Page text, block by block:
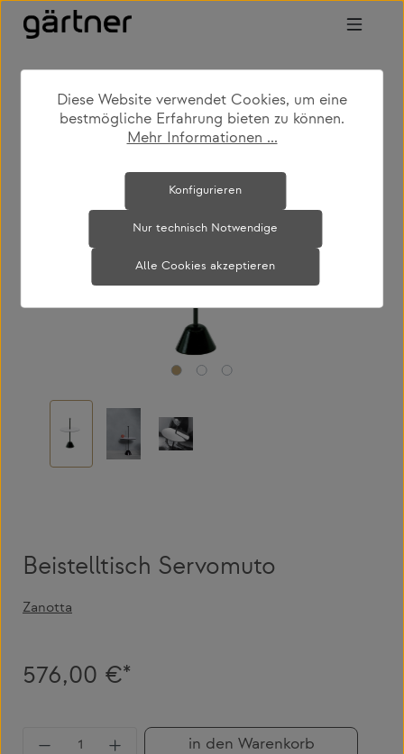
Zum Hauptinhalt springen
shop produkte
wohnen
couch- & beistelltische
Bildergalerie überspringen
Beistelltisch Servomuto
Zanotta
576,00 €*
Produkt Anzahl: Gib den gewünschten
in den Warenkorb
Diese Website verwendet Cookies, um eine
bestmögliche Erfahrung bieten zu können.
Mehr Informationen ...
Nur technisch Notwendige
Konfigurieren
Alle Cookies akzeptieren